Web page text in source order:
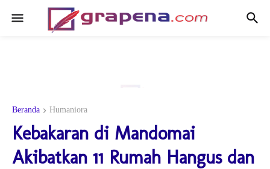
Beranda Humaniora
Kebakaran di Mandomai
Akibatkan 11 Rumah Hangus dan